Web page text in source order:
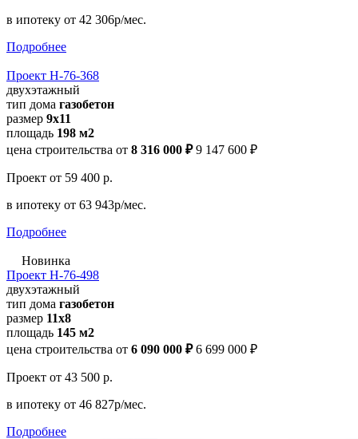
в ипотеку от 42 306р/мес.
Подробнее
Проект Н-76-368
двухэтажный
тип дома газобетон
размер 9x11
площадь 198 м2
цена строительства от 8 316 000 ₽ 9 147 600 ₽
Проект от 59 400 р.
в ипотеку от 63 943р/мес.
Подробнее
Новинка
Проект Н-76-498
двухэтажный
тип дома газобетон
размер 11х8
площадь 145 м2
цена строительства от 6 090 000 ₽ 6 699 000 ₽
Проект от 43 500 р.
в ипотеку от 46 827р/мес.
Подробнее